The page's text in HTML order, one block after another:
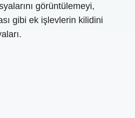
görüntülemeyi,
gibi ek işlevlerin kilidini